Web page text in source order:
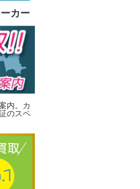
カー
内。カ
のスペ